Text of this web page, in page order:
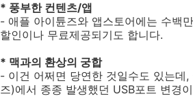
* 풍부한 컨텐츠/앱
- 애플 아이튠즈와 앱스토어에는 수백
할인이나 무료제공되기도 합니다.
* 맥과의 환상의 궁합
- 이건 어쩌면 당연한 것일수도 있는데
즈)에서 종종 발생했던 USB포트 변경